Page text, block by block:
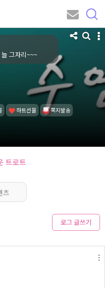
있어도 없는듯 없어도 곁에 있는듯 늘 그자리~~~
하트선물 쪽지발송
트로트
츠
로그 글쓰기